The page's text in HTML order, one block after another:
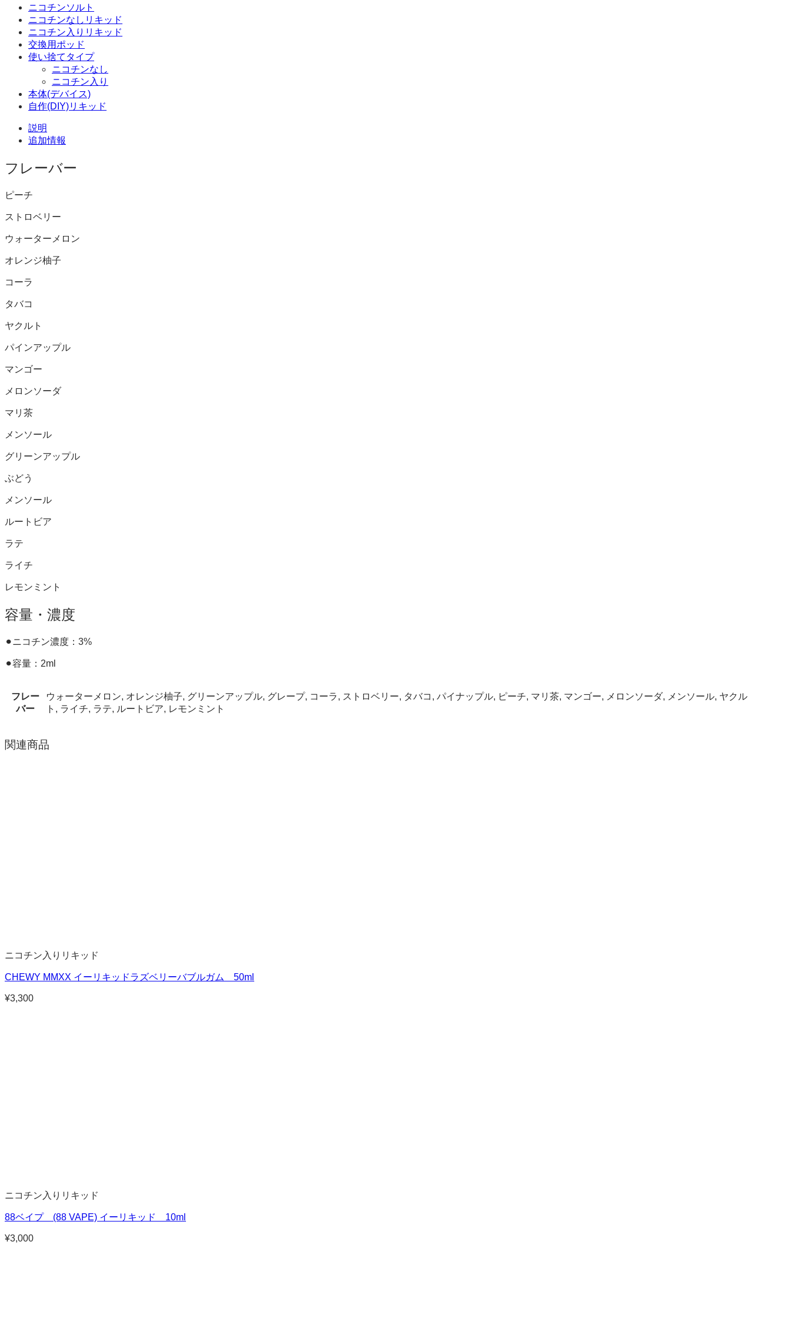
ニコチンソルト
ニコチンなしリキッド
ニコチン入りリキッド
交換用ポッド
使い捨てタイプ
ニコチンなし
ニコチン入り
本体(デバイス)
自作(DIY)リキッド
説明
追加情報
フレーバー
ピーチ
ストロベリー
ウォーターメロン
オレンジ柚子
コーラ
タバコ
ヤクルト
パインアップル
マンゴー
メロンソーダ
マリ茶
メンソール
グリーンアップル
ぶどう
メンソール
ルートビア
ラテ
ライチ
レモンミント
容量・濃度
⚫︎ニコチン濃度：3%
⚫︎容量：2ml
フレー
バー
ウォーターメロン, オレンジ柚子, グリーンアップル, グレープ, コーラ, ストロベリー, タバコ, パイナップル, ピーチ, マリ茶, マンゴー, メロンソーダ, メンソール, ヤクル
ト, ライチ, ラテ, ルートビア, レモンミント
関連商品
ニコチン入りリキッド
CHEWY MMXX イーリキッドラズベリーバブルガム 50ml
¥3,300
ニコチン入りリキッド
88ベイプ (88 VAPE) イーリキッド 10ml
¥3,000